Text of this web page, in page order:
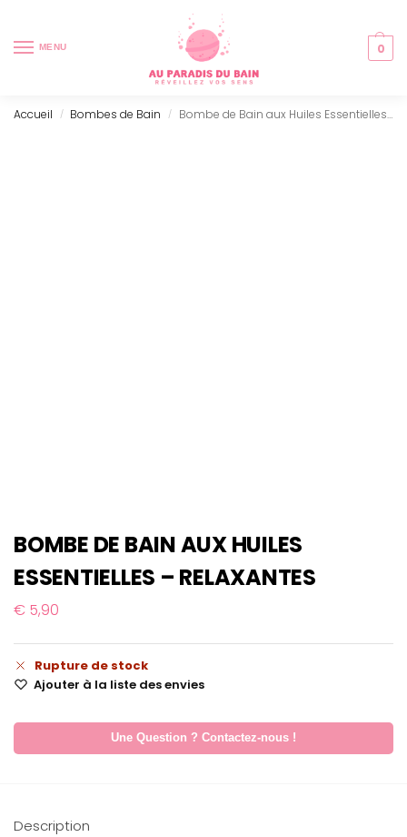
MENU 0
Accueil / Bombes de Bain / Bombe de Bain aux Huiles Essentielles – Relaxantes
BOMBE DE BAIN AUX HUILES
ESSENTIELLES – RELAXANTES
€ 5,90
Rupture de stock
Ajouter à la liste des envies
Une Question ? Contactez-nous !
Description